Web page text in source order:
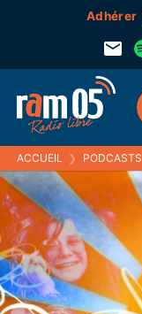
Adhérer
ACCUEIL ❯ PODCASTS